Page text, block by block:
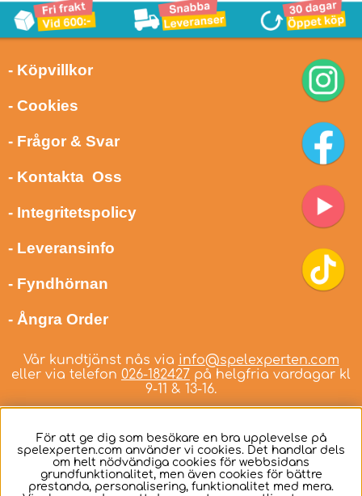
- Köpvillkor
- Cookies
- Frågor & Svar
- Kontakta Oss
- Integritetspolicy
- Leveransinfo
- Fyndhörnan
- Ångra Order
Vår kundtjänst nås via info@spelexperten.com
eller via telefon 026-182427 på helgfria vardagar kl
9-11 & 13-16.
Svenska
För att ge dig som besökare en bra upplevelse på
spelexperten.com använder vi cookies. Det handlar dels
om helt nödvändiga cookies för webbsidans
grundfunktionalitet, men även cookies för bättre
prestanda, personalisering, funktionalitet med mera.